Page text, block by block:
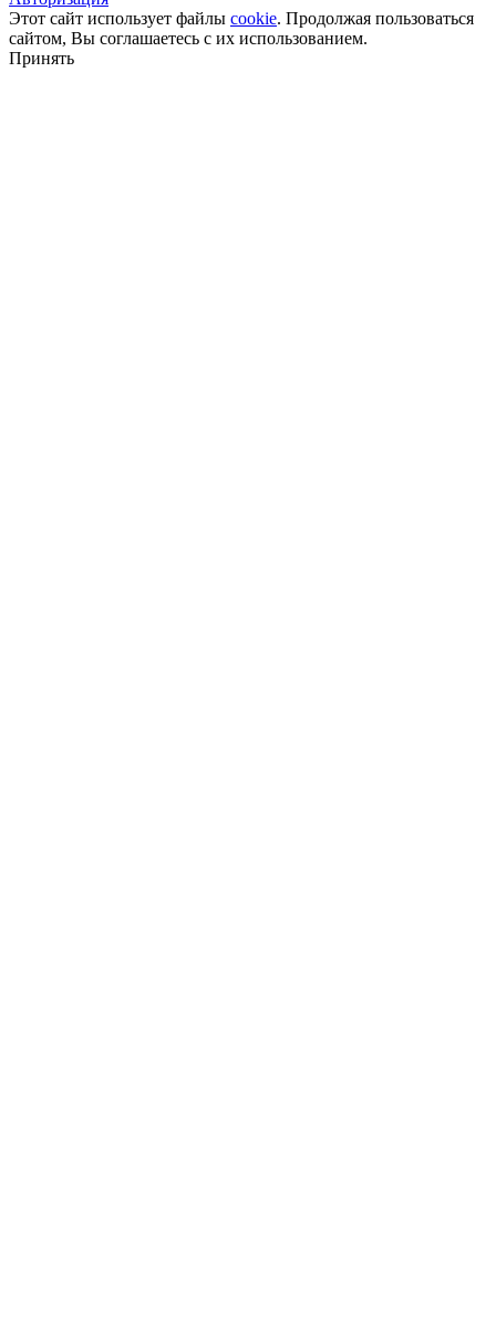
Этот сайт использует файлы cookie. Продолжая пользоваться
сайтом, Вы соглашаетесь с их использованием.
Принять